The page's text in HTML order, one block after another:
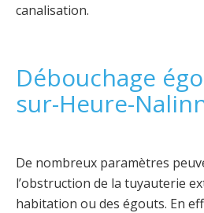
canalisation.
Débouchage
sur-Heure-
De nombreux paramètres
l’obstruction de la tuyauterie
habitation ou des égouts. En